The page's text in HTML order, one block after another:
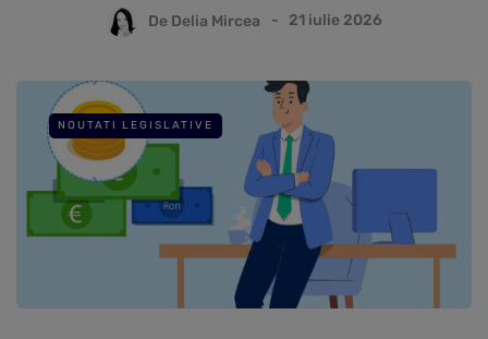
De Delia Mircea 21 iulie 2026
NOUTATI LEGISLATIVE